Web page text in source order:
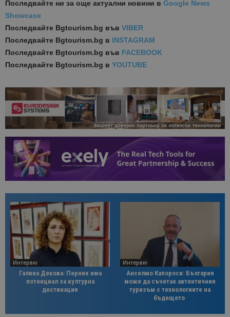
Последвайте ни за още актуални новини в Google News
Showcase
Последвайте Bgtourism.bg във VIBER
Последвайте Bgtourism.bg в INSTAGRAM
Последвайте Bgtourism.bg във FACEBOOK
Последвайте Bgtourism.bg в YOUTUBE
Интервю
Галина Декова: Перник има
потенциал за културна
дестинация
Интервю
Анселмо Капороси: България
може да съчетае автентичния
туризъм с технологиите на
бъдещето